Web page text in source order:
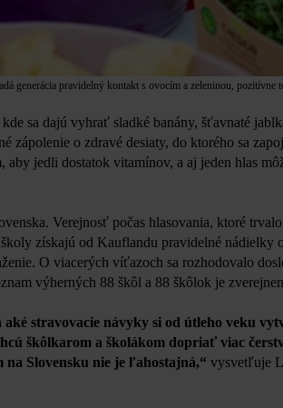
generácia pravidelný kontakt s ovocím a zeleninou, pozitívne
sa dajú vyhrať sladké banány, šťavnaté
o zdravé desiaty, do ktorého sa
jedli dostatok vitamínov, a aj jeden hlas
Verejnosť počas hlasovania, ktoré
získajú od Kauflandu pravidelné nádielky
O viacerých víťazoch sa rozhodovalo
výherných 88 škôl a 88 škôlok je
stravovacie návyky si od útleho veku
škôlkarom a školákom dopriať viac
Slovensku nie je ľahostajná,“ vysvetľuje